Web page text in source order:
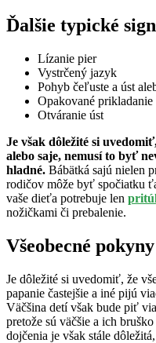
Ďalšie typické
Lízanie pier
Vystrčený jazyk
Pohyb čeľuste a úst
Opakované
Otváranie úst
Je však dôležité si
alebo saje, nemusí to byť
hladné. Bábätká sajú nielen
rodičov môže byť spočiatku
vaše dieťa potrebuje len
nožičkami či prebalenie.
Všeobecné
Je dôležité si uvedomiť, že
papanie častejšie a iné pijú
Väčšina detí však bude piť
pretože sú väčšie a ich
dojčenia je však stále